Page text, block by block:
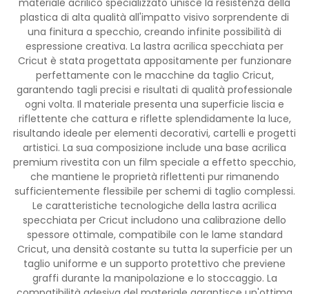
materiale acrilico specializzato unisce la resistenza della
plastica di alta qualità all'impatto visivo sorprendente di
una finitura a specchio, creando infinite possibilità di
espressione creativa. La lastra acrilica specchiata per
Cricut è stata progettata appositamente per funzionare
perfettamente con le macchine da taglio Cricut,
garantendo tagli precisi e risultati di qualità professionale
ogni volta. Il materiale presenta una superficie liscia e
riflettente che cattura e riflette splendidamente la luce,
risultando ideale per elementi decorativi, cartelli e progetti
artistici. La sua composizione include una base acrilica
premium rivestita con un film speciale a effetto specchio,
che mantiene le proprietà riflettenti pur rimanendo
sufficientemente flessibile per schemi di taglio complessi.
Le caratteristiche tecnologiche della lastra acrilica
specchiata per Cricut includono una calibrazione dello
spessore ottimale, compatibile con le lame standard
Cricut, una densità costante su tutta la superficie per un
taglio uniforme e un supporto protettivo che previene
graffi durante la manipolazione e lo stoccaggio. La